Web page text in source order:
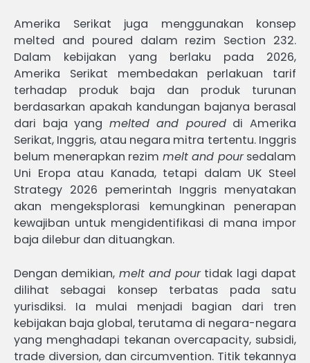
Amerika Serikat juga menggunakan konsep
melted and poured dalam rezim Section 232.
Dalam kebijakan yang berlaku pada 2026,
Amerika Serikat membedakan perlakuan tarif
terhadap produk baja dan produk turunan
berdasarkan apakah kandungan bajanya berasal
dari baja yang melted and poureddi Amerika
Serikat, Inggris, atau negara mitra tertentu. Inggris
belum menerapkan rezim melt and poursedalam
Uni Eropa atau Kanada, tetapi dalam UK Steel
Strategy 2026 pemerintah Inggris menyatakan
akan mengeksplorasi kemungkinan penerapan
kewajiban untuk mengidentifikasi di mana impor
baja dilebur dan dituangkan.
Dengan demikian, melt and pourtidak lagi dapat
dilihat sebagai konsep terbatas pada satu
yurisdiksi. Ia mulai menjadi bagian dari tren
kebijakan baja global, terutama di negara-negara
yang menghadapi tekanan overcapacity, subsidi,
trade diversion, dan circumvention. Titik tekannya